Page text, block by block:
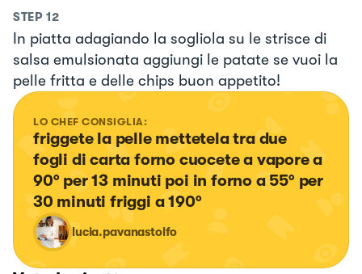
STEP 12
In piatta adagiando la sogliola su le strisce di
salsa emulsionata aggiungi le patate se vuoi la
pelle fritta e delle chips buon appetito!
LO CHEF CONSIGLIA:
friggete la pelle mettetela tra due
fogli di carta forno cuocete a vapore a
90° per 13 minuti poi in forno a 55° per
30 minuti friggi a 190°
lucia.pavanastolfo